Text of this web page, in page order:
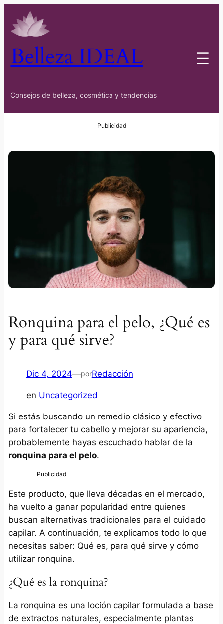
Belleza IDEAL
Consejos de belleza, cosmética y tendencias
Ronquina para el pelo, ¿Qué es
y para qué sirve?
Dic 4, 2024—porRedacción
en Uncategorized
Si estás buscando un remedio clásico y efectivo
para fortalecer tu cabello y mejorar su apariencia,
probablemente hayas escuchado hablar de la
ronquina para el pelo.
Este producto, que lleva décadas en el mercado,
ha vuelto a ganar popularidad entre quienes
buscan alternativas tradicionales para el cuidado
capilar. A continuación, te explicamos todo lo que
necesitas saber: Qué es, para qué sirve y cómo
utilizar ronquina.
¿Qué es la ronquina?
La ronquina es una loción capilar formulada a base
de extractos naturales, especialmente plantas